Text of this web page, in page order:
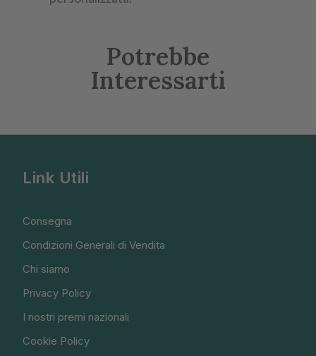
Potrebbe
Interessarti
Link Utili
Consegna
Condizioni Generali di Vendita
Chi siamo
Privacy Policy
I nostri premi nazionali
Cookie Policy